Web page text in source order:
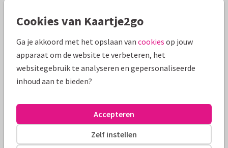
Productinformatie
Beterschapskaart met kroonkraanvogel en kleurige
bloemen met de tekst: Heel veel beterschap.. De tekst kan
Cookies van Kaartje2go
Ga je akkoord met het opslaan van cookies op jouw
apparaat om de website te verbeteren, het
websitegebruik te analyseren en gepersonaliseerde
inhoud aan te bieden?
Zelf instellen
Accepteren